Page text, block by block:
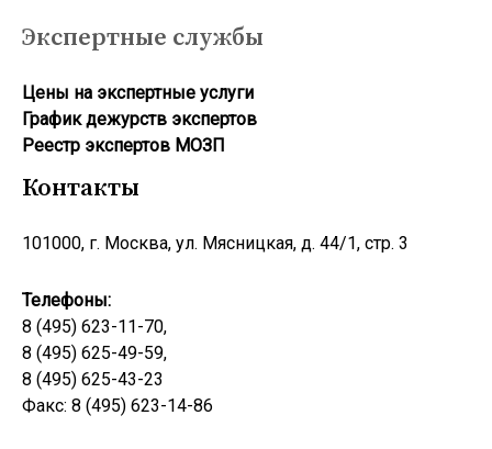
Экспертные службы
Цены на экспертные услуги
График дежурств экспертов
Реестр экcпертов МОЗП
Контакты
101000, г. Москва, ул. Мясницкая, д. 44/1, стр. 3
Телефоны:
8 (495) 623-11-70,
8 (495) 625-49-59,
8 (495) 625-43-23
Факс: 8 (495) 623-14-86